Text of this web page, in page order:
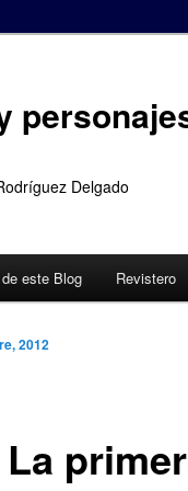
Delgado
este Blog Revistero
La
2012